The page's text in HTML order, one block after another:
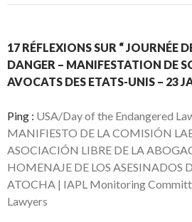
17 RÉFLEXIONS SUR “ JOURNÉE
DANGER – MANIFESTATION DE
AVOCATS DES ETATS-UNIS – 23
Ping : USA/Day of the Endangered
MANIFIESTO DE LA COMISIÓN
ASOCIACIÓN LIBRE DE LA
HOMENAJE DE LOS ASESINADOS
ATOCHA | IAPL Monitoring
Lawyers